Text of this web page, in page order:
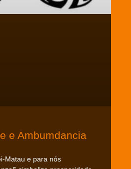
e Ambumdancia
Matau e para nós